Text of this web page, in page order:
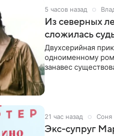
5 часов назад
Из северных
сложилась
Двухсерийная
одноименному
занавес
21 час назад Соня
Экс-супруг